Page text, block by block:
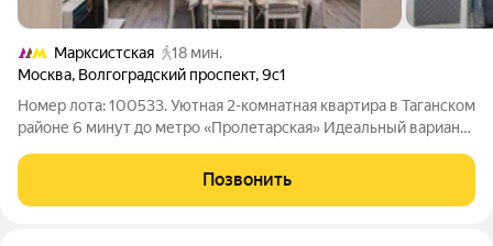
Марксистская
18 мин.
Москва, Волгоградский проспект,9с1
Номер лота: 100533. Уютная 2-комнатная квартира в Таганском
районе 6 минут до метро «Пролетарская» Идеальный вариант
районов Москвы. Квартира в отличном состоянии, полностью
готова к
Позвонить